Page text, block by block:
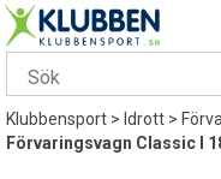
Klubbensport> Idrott>
Förvaringsvagn Classic I